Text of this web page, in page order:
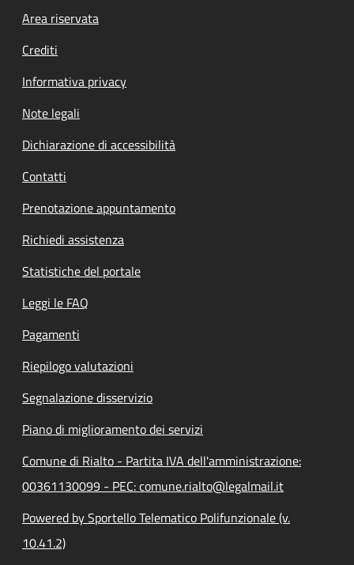
Footer menu
Area riservata
Crediti
Informativa privacy
Note legali
Dichiarazione di accessibilità
Contatti
Prenotazione appuntamento
Richiedi assistenza
Statistiche del portale
Leggi le FAQ
Pagamenti
Riepilogo valutazioni
Segnalazione disservizio
Piano di miglioramento dei servizi
Comune di Rialto - Partita IVA dell'amministrazione:
00361130099 - PEC: comune.rialto@legalmail.it
Powered by Sportello Telematico Polifunzionale (v.
10.41.2)